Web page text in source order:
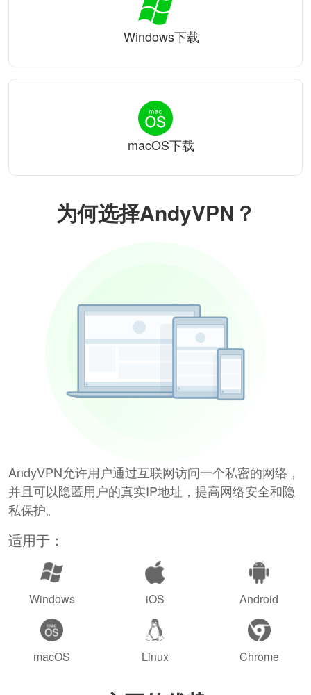
为何选择AndyVPN？
AndyVPN允许用户通过互联网访问一个私密的网络，
并且可以隐匿用户的真实IP地址，提高网络安全和隐
私保护。
适用于：
Windows iOS Android
macOS Linux Chrome
Windows下载
macOS下载